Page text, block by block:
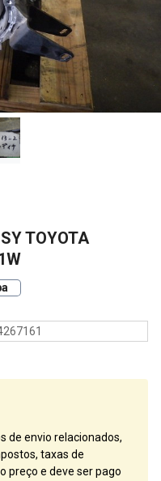
TOYOTA
de envio relacionados,
taxas de
preço e deve ser pago